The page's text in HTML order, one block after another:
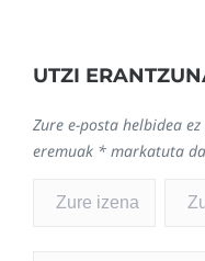
UTZI
Zure e-posta helbidea
eremuak * markatuta